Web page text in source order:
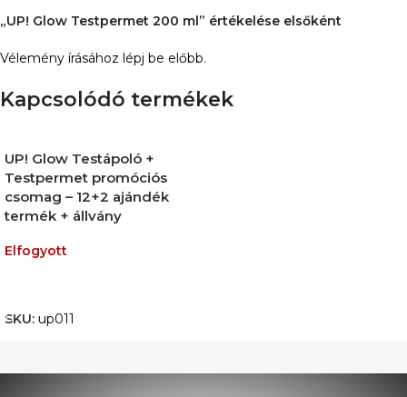
„UP! Glow Testpermet 200 ml” értékelése elsőként
Vélemény írásához lépj be előbb.
Kapcsolódó termékek
UP! Glow Testápoló +
Testpermet promóciós
csomag – 12+2 ajándék
termék + állvány
Elfogyott
SKU: up011